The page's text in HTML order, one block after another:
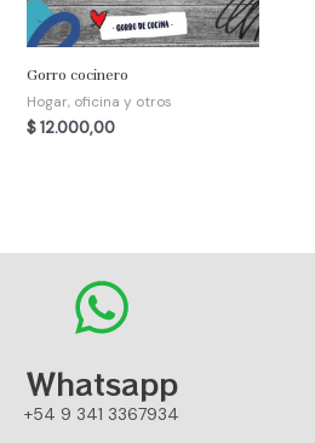
Gorro cocinero
Hogar, oficina y otros
$12.000,00
Whatsapp
+54 9 341 3367934